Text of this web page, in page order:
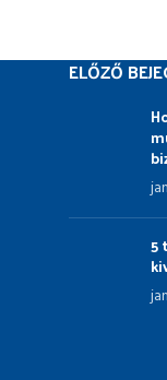
ELŐZŐ
5